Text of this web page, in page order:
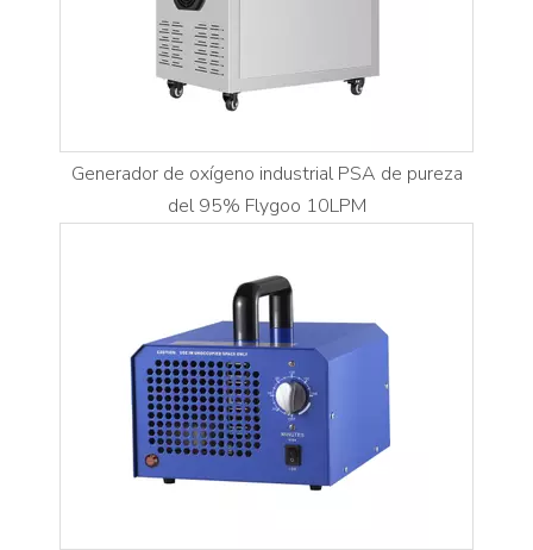
Generador de oxígeno industrial PSA de pureza
del 95% Flygoo 10LPM